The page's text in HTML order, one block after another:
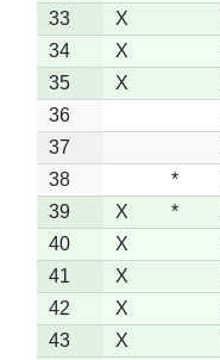
33
X
34
X
35
X
36
37
38
*
39
X *
40
X
41
X
42
X
43
X